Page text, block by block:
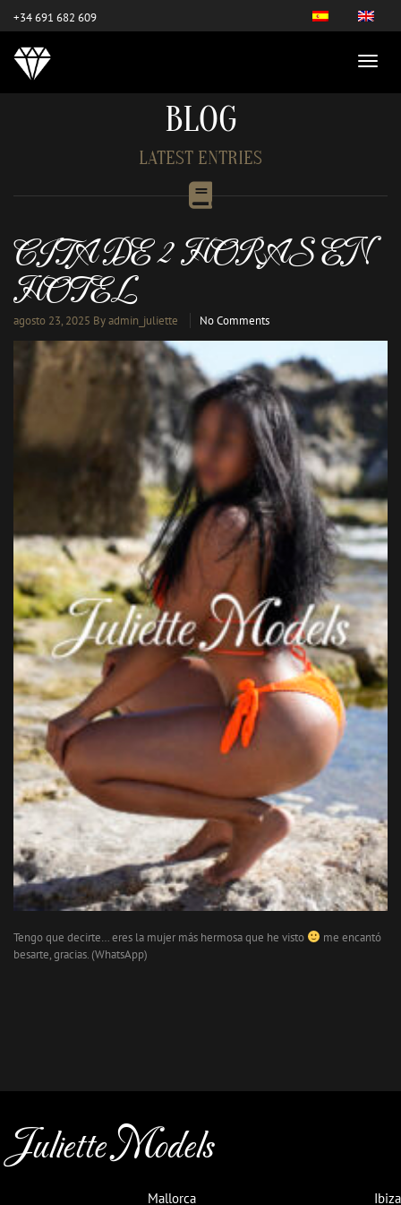
+34 691 682 609
BLOG
LATEST ENTRIES
CITA DE 2 HORAS EN
HOTEL
agosto 23, 2025 By admin_juliette No Comments
Tengo que decirte… eres la mujer más hermosa que he visto
me encantó
besarte, gracias. (WhatsApp)
Juliette Models
Mallorca Ibiza